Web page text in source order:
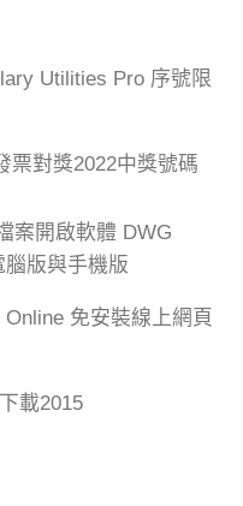
Utilities Pro 序號限
票對獎2022中獎號碼
案開啟軟體 DWG
版與手機版
免安裝線上網頁
載2015